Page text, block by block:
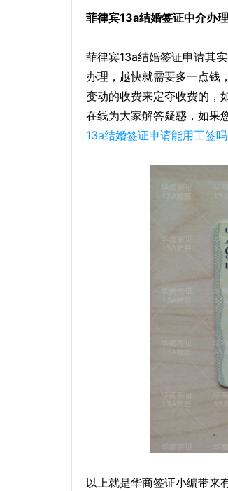
菲律宾13a结婚签证中介办
菲律宾13a结婚签证申请其
办理，越快就需要多一点钱
变动的收费来定夺收费的，
在线为大家解答疑惑，如果
13a结婚签证申请能用工签吗
以上就是华商签证小编带来